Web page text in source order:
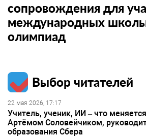
сопровождения для
международных
олимпиад
Выбор читателей
22 мая 2026, 17:17
Учитель, ученик, ИИ – что
Артёмом Соловейчиком,
образования Сбера